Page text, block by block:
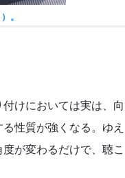
。
けにおいては実は、向
性質が強くなる。ゆえ
が変わるだけで、聴こ